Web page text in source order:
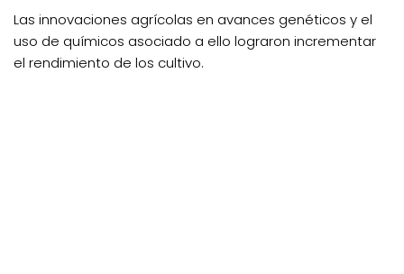
Las innovaciones agrícolas en avances genéticos y el
uso de químicos asociado a ello lograron incrementar
el rendimiento de los cultivo.